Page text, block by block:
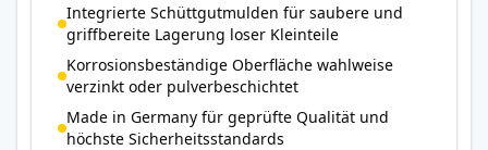
Integrierte Schüttgutmulden für saubere und
griffbereite Lagerung loser Kleinteile
Korrosionsbeständige Oberfläche wahlweise
verzinkt oder pulverbeschichtet
Made in Germany für geprüfte Qualität und
höchste Sicherheitsstandards